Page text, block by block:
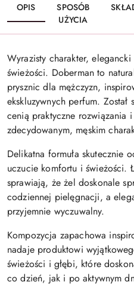
OPIS
SPOSÓB
UŻYCIA
Wyrazisty charakter,
świeżości. Doberman to
prysznic dla mężczyzn,
ekskluzywnych perfum.
cenią praktyczne rozwiązania
zdecydowanym, męskim
Delikatna formuła skutecznie
uczucie komfortu i świeżości.
sprawiają, że żel doskonale
codziennej pielęgnacji, a
przyjemnie wyczuwalny.
Kompozycja zapachowa
nadaje produktowi
świeżości i głębi, które
co dzień, jak i po aktywnym